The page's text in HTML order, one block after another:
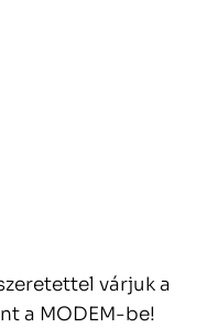
várjuk a
a MODEM-be!